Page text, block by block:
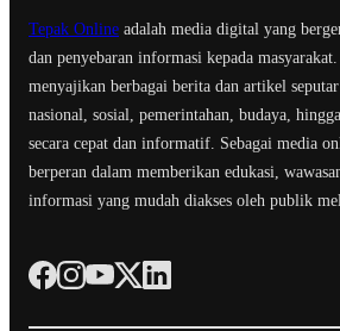
Tepak Online adalah media digital yang
dan penyebaran informasi kepada
menyajikan berbagai berita dan artikel seputar
nasional, sosial, pemerintahan, budaya,
secara cepat dan informatif. Sebagai media
berperan dalam memberikan edukasi,
informasi yang mudah diakses oleh publik